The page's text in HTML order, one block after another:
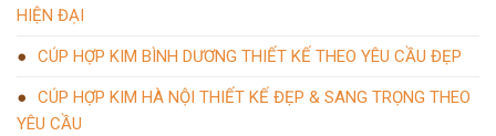
HIỆN ĐẠI
CÚP HỢP KIM BÌNH DƯƠNG THIẾT KẾ THEO YÊU CẦU ĐẸP
CÚP HỢP KIM HÀ NỘI THIẾT KẾ ĐẸP & SANG TRỌNG THEO
YÊU CẦU